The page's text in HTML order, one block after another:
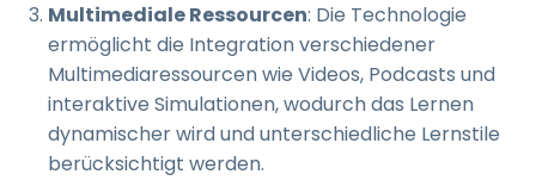
Multimediale Ressourcen: Die Technologie
ermöglicht die Integration verschiedener
Multimediaressourcen wie Videos, Podcasts und
interaktive Simulationen, wodurch das Lernen
dynamischer wird und unterschiedliche Lernstile
berücksichtigt werden.